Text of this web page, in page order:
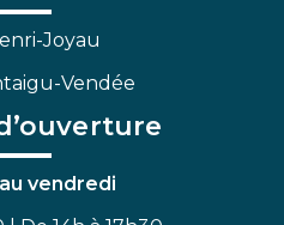
Joyau
Vendée
vendredi